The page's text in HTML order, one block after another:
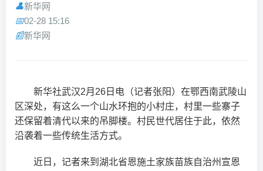
👤新华网
📅02-28 15:16
📰新华网
新华社武汉2月26日电（记者张阳）在鄂西南武陵山
区深处，有这么一个山水环抱的小村庄，村里一些寨子
还保留着清代以来的吊脚楼。村民世代居住于此，依然
沿袭着一些传统生活方式。
近日，记者来到湖北省恩施土家族苗族自治州宣恩